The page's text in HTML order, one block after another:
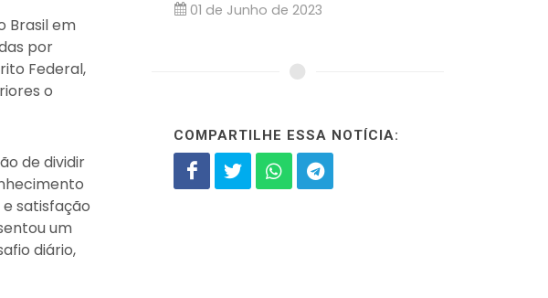
Brasil em
por
Federal,
o
de dividir
satisfação
um
diário,
01 de Junho de 2023
COMPARTILHE ESSA NOTÍCIA: